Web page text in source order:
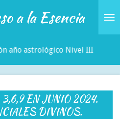
a la Esencia
año astrológico Nivel III
EN JUNIO 2024.
DIVINOS.